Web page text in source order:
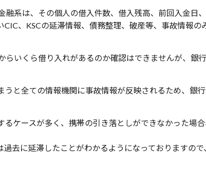
融系は、その個人の借入件数、借入残高、前回入金日
CIC、 KSCの延滞情報、債務整理、破産等、事故情報の
らいくら借り入れがあるのか確認はできませんが、銀
と全ての情報機関に事故情報が反映されるため、銀
ケースが多く、携帯の引き落としができなかった場合
去に延滞したことがわかるようになっておりますの